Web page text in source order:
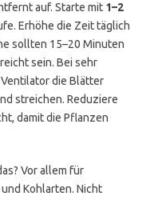
auf. Starte mit 1–2
Erhöhe die Zeit täglich
sollten 15–20 Minuten
sein. Bei sehr
die Blätter
streichen. Reduziere
damit die Pflanzen
Vor allem für
Kohlarten. Nicht